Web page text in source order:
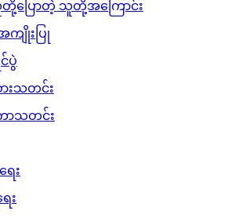
ပြောတဲ့ သူတို့အကြောင်း
ကျိုးပြု
ပွဲ
းသတင်း
ာသတင်း
ေး
း